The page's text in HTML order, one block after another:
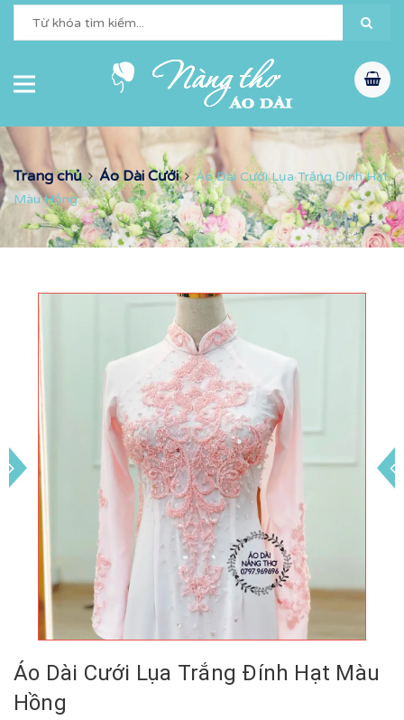
Trang chủ Áo Dài Cưới
Áo Dài Cưới Lụa Trắng Đính Hạt
Màu Hồng
Áo Dài Cưới Lụa Trắng Đính Hạt Màu
Hồng